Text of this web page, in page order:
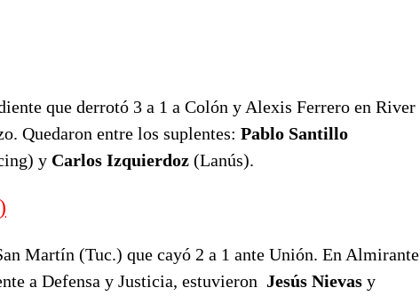
que derrotó 3 a 1 a Colón y Alexis Ferrero en River
Quedaron entre los suplentes: Pablo Santillo
y Carlos Izquierdoz (Lanús).
Martín (Tuc.) que cayó 2 a 1 ante Unión. En Almirante
a Defensa y Justicia, estuvieron Jesús Nievas y